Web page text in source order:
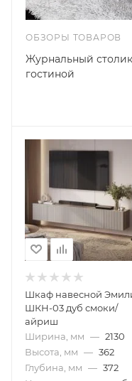
ОБЗОРЫ ТОВАРОВ
Журнальный
гостиной
Шкаф навесной
ШКН-03 дуб смоки/
айриш
Ширина, мм — 2130
Высота, мм — 362
Глубина, мм — 372